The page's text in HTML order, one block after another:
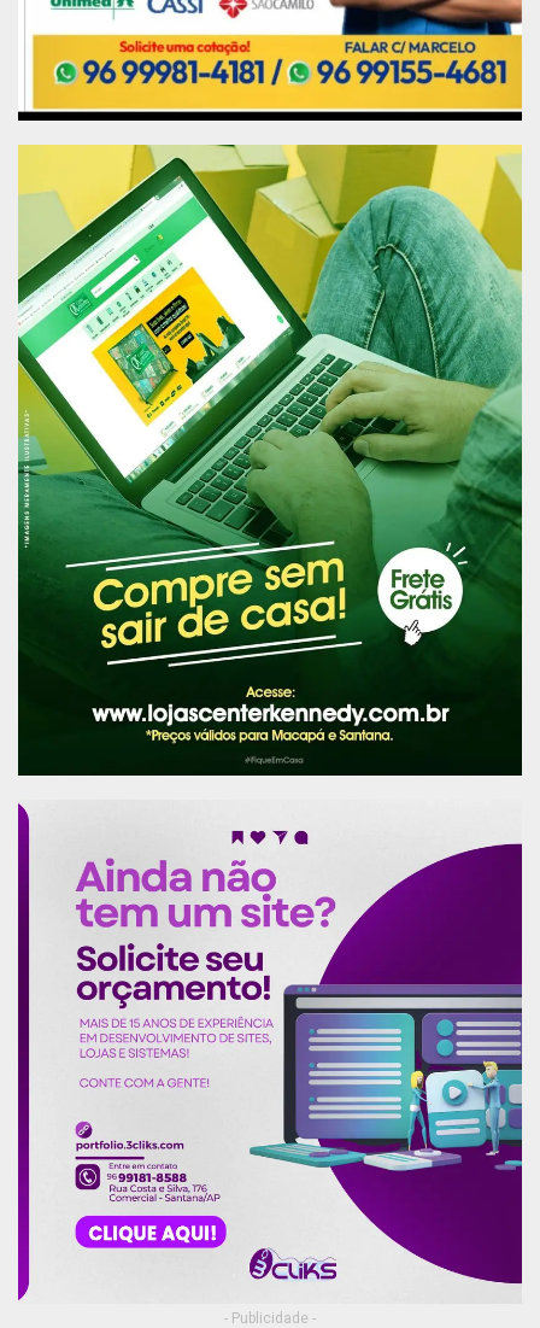
Justiça e Segurança Pública (SEJUSP) e da
Polícia Civil do Estado do Amapá, que participam
como ouvintes no treinamento, que acontece no
período de 19 a 22 de outubro de 2021, no
horário de 8h às 18h, com certificação para os
participantes.
Publicidade (x)
- Publicidade -